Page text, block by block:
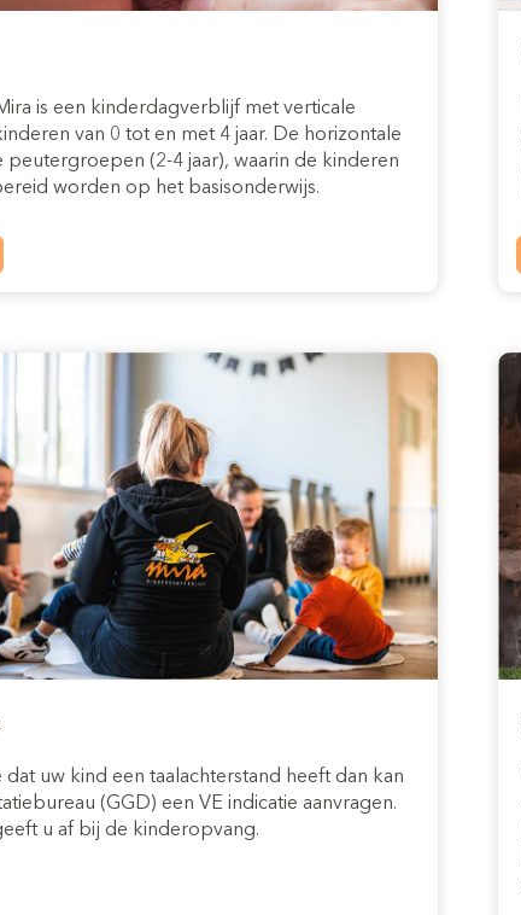
is een kinderdagverblijf met verticale
van 0 tot en met 4 jaar. De horizontale
(2-4 jaar), waarin de kinderen
worden op het basisonderwijs.
dat uw kind een taalachterstand heeft dan kan
(GGD) een VE indicatie aanvragen.
u af bij de kinderopvang.